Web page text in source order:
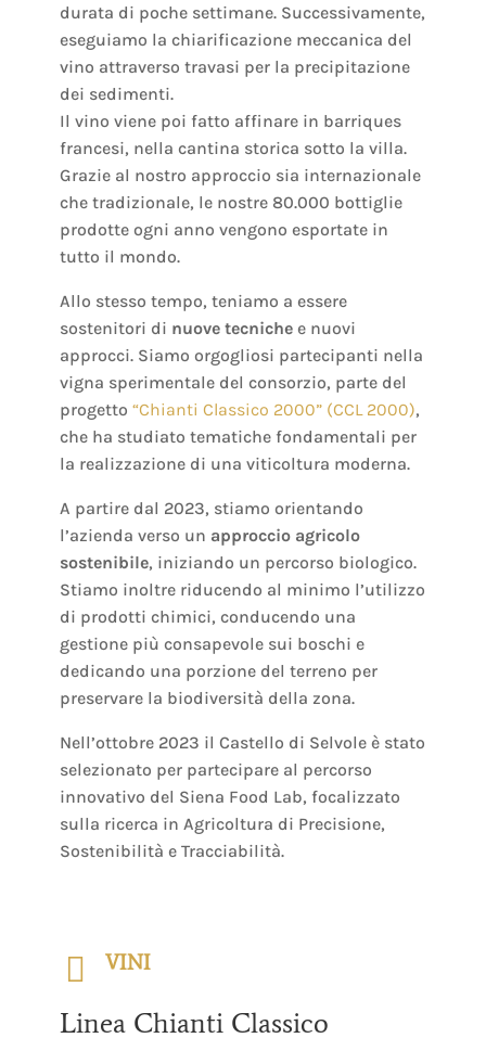
durata di poche settimane. Successivamente,
eseguiamo la chiarificazione meccanica del
vino attraverso travasi per la precipitazione
dei sedimenti.
Il vino viene poi fatto affinare in barriques
francesi, nella cantina storica sotto la villa.
Grazie al nostro approccio sia internazionale
che tradizionale, le nostre 80.000 bottiglie
prodotte ogni anno vengono esportate in
tutto il mondo.
Allo stesso tempo, teniamo a essere
sostenitori di nuove tecniche e nuovi
approcci. Siamo orgogliosi partecipanti nella
vigna sperimentale del consorzio, parte del
progetto “Chianti Classico 2000” (CCL 2000),
che ha studiato tematiche fondamentali per
la realizzazione di una viticoltura moderna.
A partire dal 2023, stiamo orientando
l’azienda verso un approccio agricolo
sostenibile, iniziando un percorso biologico.
Stiamo inoltre riducendo al minimo l’utilizzo
di prodotti chimici, conducendo una
gestione più consapevole sui boschi e
dedicando una porzione del terreno per
preservare la biodiversità della zona.
Nell’ottobre 2023 il Castello di Selvole è stato
selezionato per partecipare al percorso
innovativo del Siena Food Lab, focalizzato
sulla ricerca in Agricoltura di Precisione,
Sostenibilità e Tracciabilità.
 VINI
Linea Chianti Classico